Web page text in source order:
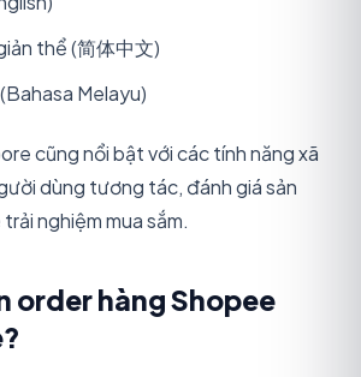
thể (简体中文)
Melayu)
cũng nổi bật với các tính năng xã
dùng tương tác, đánh giá sản
nghiệm mua sắm.
order hàng Shopee